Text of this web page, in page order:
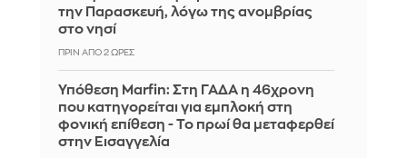
την Παρασκευή, λόγω της ανομβρίας
στο νησί
ΠΡΙΝ ΑΠΌ 2 ΏΡΕΣ
Υπόθεση Marfin: Στη ΓΑΔΑ η 46χρονη
που κατηγορείται για εμπλοκή στη
φονική επίθεση - Το πρωί θα μεταφερθεί
στην Εισαγγελία